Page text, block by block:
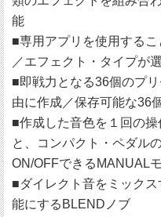
能
■専用アプリを使用する
／エフェクト・タイプが
■即戦力となる36個のプ
由に作成／保存可能な36
■作成した音色を１回の
と、コンパクト・ペダル
ON/OFFできるMANUAL
■ダイレクト音をミックス
能にするBLENDノブ